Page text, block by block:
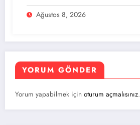
Ağustos 8, 2026
YORUM GÖNDER
Yorum yapabilmek için oturum açmalısınız.